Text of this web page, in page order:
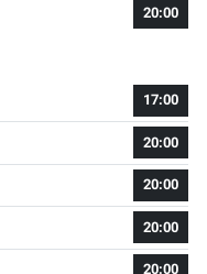
20:00
17:00
20:00
20:00
20:00
20:00